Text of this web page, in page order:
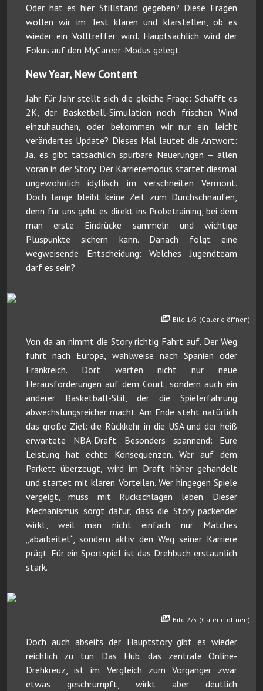
Oder hat es hier Stillstand gegeben? Diese Fragen
wollen wir im Test klären und klarstellen, ob es
wieder ein Volltreffer wird. Hauptsächlich wird der
Fokus auf den MyCareer-Modus gelegt.
New Year, New Content
Jahr für Jahr stellt sich die gleiche Frage: Schafft es
2K, der Basketball-Simulation noch frischen Wind
einzuhauchen, oder bekommen wir nur ein leicht
verändertes Update? Dieses Mal lautet die Antwort:
Ja, es gibt tatsächlich spürbare Neuerungen – allen
voran in der Story. Der Karrieremodus startet diesmal
ungewöhnlich idyllisch im verschneiten Vermont.
Doch lange bleibt keine Zeit zum Durchschnaufen,
denn für uns geht es direkt ins Probetraining, bei dem
man erste Eindrücke sammeln und wichtige
Pluspunkte sichern kann. Danach folgt eine
wegweisende Entscheidung: Welches Jugendteam
darf es sein?
Bild 1/5 (Galerie öffnen)
Von da an nimmt die Story richtig Fahrt auf. Der Weg
führt nach Europa, wahlweise nach Spanien oder
Frankreich. Dort warten nicht nur neue
Herausforderungen auf dem Court, sondern auch ein
anderer Basketball-Stil, der die Spielerfahrung
abwechslungsreicher macht. Am Ende steht natürlich
das große Ziel: die Rückkehr in die USA und der heiß
erwartete NBA-Draft. Besonders spannend: Eure
Leistung hat echte Konsequenzen. Wer auf dem
Parkett überzeugt, wird im Draft höher gehandelt
und startet mit klaren Vorteilen. Wer hingegen Spiele
vergeigt, muss mit Rückschlägen leben. Dieser
Mechanismus sorgt dafür, dass die Story packender
wirkt, weil man nicht einfach nur Matches
„abarbeitet“, sondern aktiv den Weg seiner Karriere
prägt. Für ein Sportspiel ist das Drehbuch erstaunlich
stark.
Bild 2/5 (Galerie öffnen)
Doch auch abseits der Hauptstory gibt es wieder
reichlich zu tun. Das Hub, das zentrale Online-
Drehkreuz, ist im Vergleich zum Vorgänger zwar
etwas geschrumpft, wirkt aber deutlich